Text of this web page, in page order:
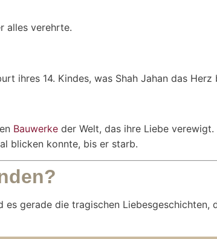
alles verehrte.
ihres 14. Kindes, was Shah Jahan das Herz
Bauwerke der Welt, das ihre Liebe
blicken konnte, bis er starb.
gerade die tragischen Liebesgeschichten,